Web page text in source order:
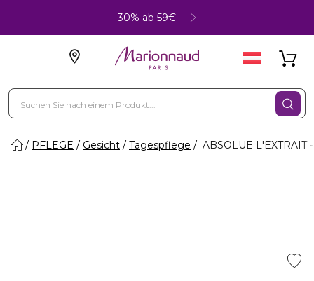
-30% ab 59€
PFLEGE Gesicht Tagespflege ABSOLUE